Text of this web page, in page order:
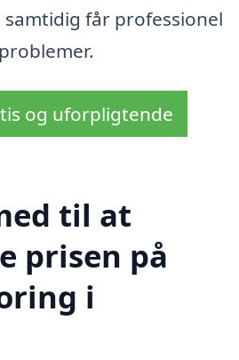
får professionel
og uforpligtende
til at
prisen på
i